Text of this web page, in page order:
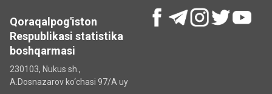
Qoraqalpog'iston
Respublikasi statistika
boshqarmasi
230103, Nukus sh.,
A.Dosnazarov ko‘chаsi 97/A uy